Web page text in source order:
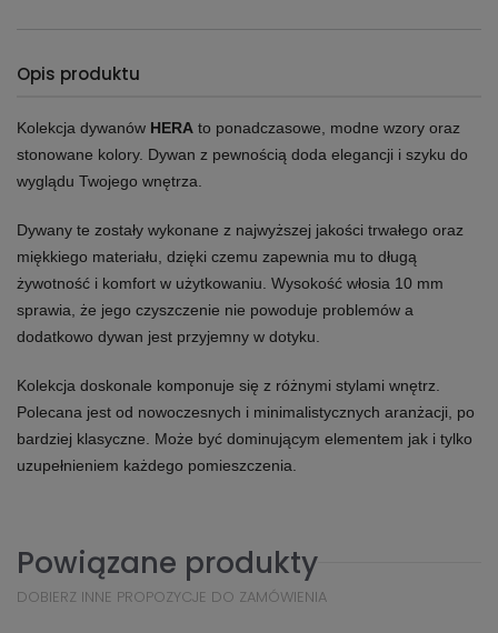
Opis produktu
Kolekcja dywanów HERA to ponadczasowe, modne wzory oraz
stonowane kolory. Dywan z pewnością doda elegancji i szyku do
wyglądu Twojego wnętrza.
Dywany te zostały wykonane z najwyższej jakości trwałego oraz
miękkiego materiału, dzięki czemu zapewnia mu to długą
żywotność i komfort w użytkowaniu. Wysokość włosia 10 mm
sprawia, że jego czyszczenie nie powoduje problemów a
dodatkowo dywan jest przyjemny w dotyku.
Kolekcja doskonale komponuje się z różnymi stylami wnętrz.
Polecana jest od nowoczesnych i minimalistycznych aranżacji, po
bardziej klasyczne. Może być dominującym elementem jak i tylko
uzupełnieniem każdego pomieszczenia.
Powiązane produkty
DOBIERZ INNE PROPOZYCJE DO ZAMÓWIENIA